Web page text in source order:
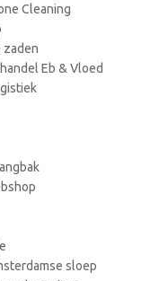
Cleaning
zaden
Eb & Vloed
sloep